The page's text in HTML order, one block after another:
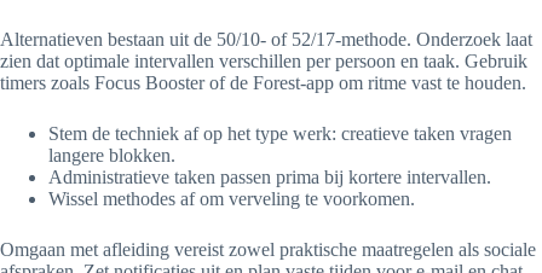
Alternatieven bestaan uit de 50/10- of 52/17-methode. Onderzoek laat
zien dat optimale intervallen verschillen per persoon en taak. Gebruik
timers zoals Focus Booster of de Forest-app om ritme vast te houden.
Stem de techniek af op het type werk: creatieve taken vragen
langere blokken.
Administratieve taken passen prima bij kortere intervallen.
Wissel methodes af om verveling te voorkomen.
Omgaan met afleiding vereist zowel praktische maatregelen als sociale